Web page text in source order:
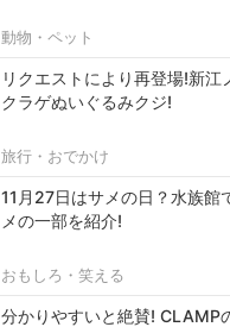
動物・ペット
リクエストにより再登場!新江
クラゲぬいぐるみクジ!
旅行・おでかけ
11月27日はサメの日？水族館
メの一部を紹介!
おもしろ・笑える
分かりやすいと絶賛! CLAMP